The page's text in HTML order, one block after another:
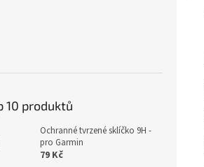
10 produktů
Ochranné tvrzené sklíčko 9H -
pro Garmin
79 Kč